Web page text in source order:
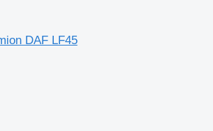
DAF LF45